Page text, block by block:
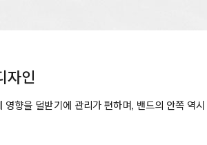
자인
향을 덜받기에 관리가 편하며, 밴드의 안쪽 역